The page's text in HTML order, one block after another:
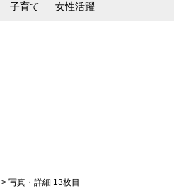
子育て 女性活躍
> 写真・詳細 13枚目